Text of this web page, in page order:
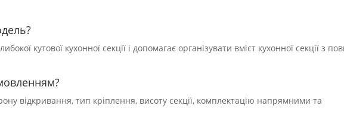
кутової кухонної секції і допомагає організувати вміст кухонної секції з
відкривання, тип кріплення, висоту секції, комплектацію напрямними та